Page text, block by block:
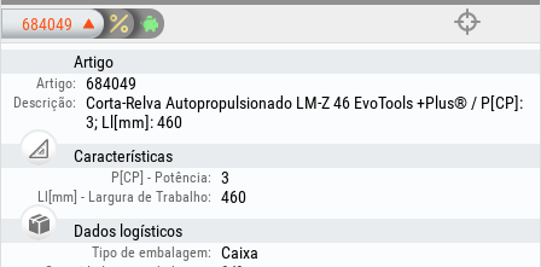
- Conforto e autopropulsão: o sistema de tração própria (velocidade 3.6
km/h) e as rodas com rolamentos tornam o deslocamento extremamente
- Manutenção fácil: equipado com um conector para lavagem, a limpeza do
chassis após a utilização é feita rapidamente através da simples ligação de
uma mangueira de água.
- Regulação centralizada da altura de corte em 6 posições (30-80 mm),
permitindo uma adaptação imediata às necessidades do seu jardim.
- O grande saco coletor de 70 litros dispõe de um indicador do nível de
enchimento, para que saiba exatamente quando deve ser esvaziado.
Especificações técnicas:
- Motor a 4 tempos, arrefecido a ar, com potência de 3 cv
684049
Artigo
Artigo: 684049
Descrição:
Corta-Relva Autopropulsionado LM-Z 46 EvoTools +Plus® / P[CP]:
3; Ll[mm]: 460
Características
P[CP] - Potência: 3
Ll[mm] - Largura de Trabalho:
460
Dados logísticos
Tipo de embalagem: Caixa